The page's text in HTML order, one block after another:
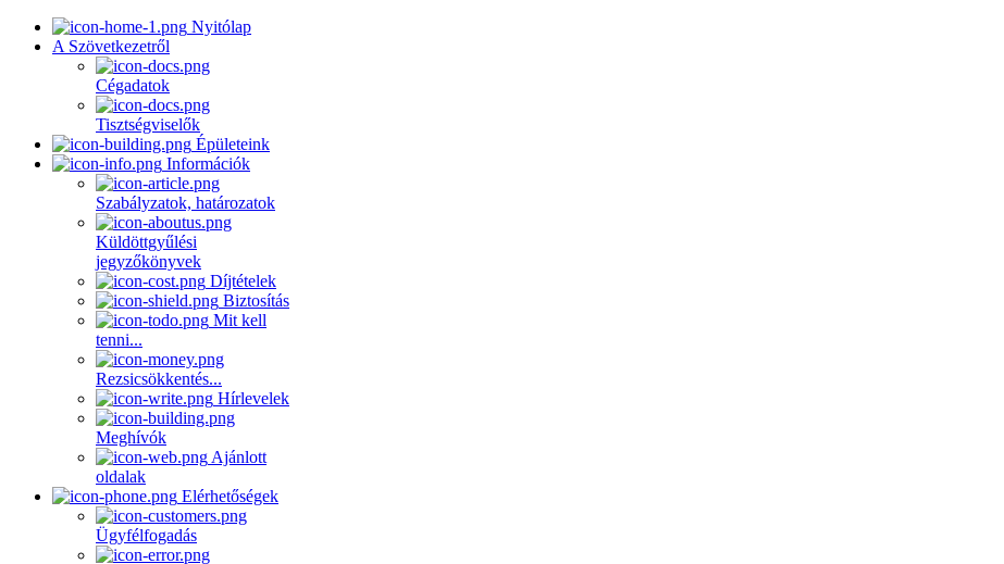
Nyitólap
A Szövetkezetről
Cégadatok
Tisztségviselők
Épületeink
Információk
Szabályzatok, határozatok
Küldöttgyűlési
jegyzőkönyvek
Díjtételek
Biztosítás
Mit kell
tenni...
Rezsicsökkentés...
Hírlevelek
Meghívók
Ajánlott
oldalak
Elérhetőségek
Ügyfélfogadás